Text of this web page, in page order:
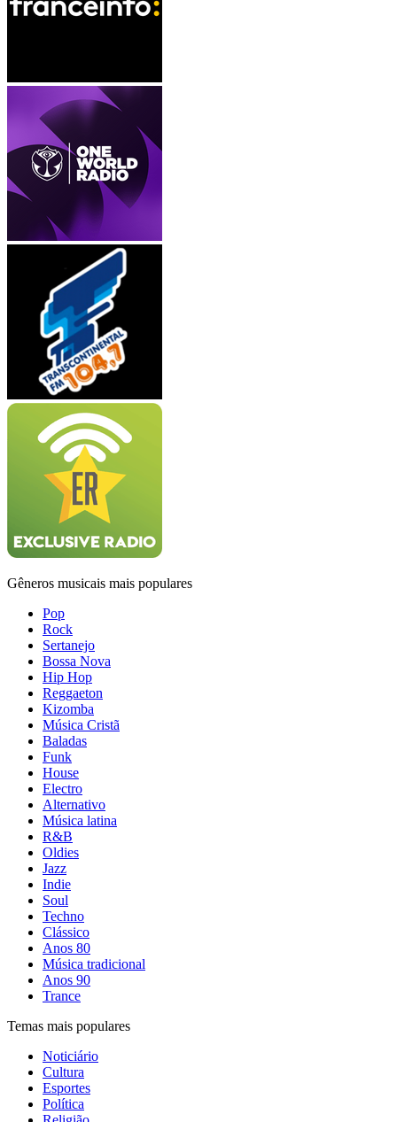
Gêneros musicais mais populares
Pop
Rock
Sertanejo
Bossa Nova
Hip Hop
Reggaeton
Kizomba
Música Cristã
Baladas
Funk
House
Electro
Alternativo
Música latina
R&B
Oldies
Jazz
Indie
Soul
Techno
Clássico
Anos 80
Música tradicional
Anos 90
Trance
Temas mais populares
Noticiário
Cultura
Esportes
Política